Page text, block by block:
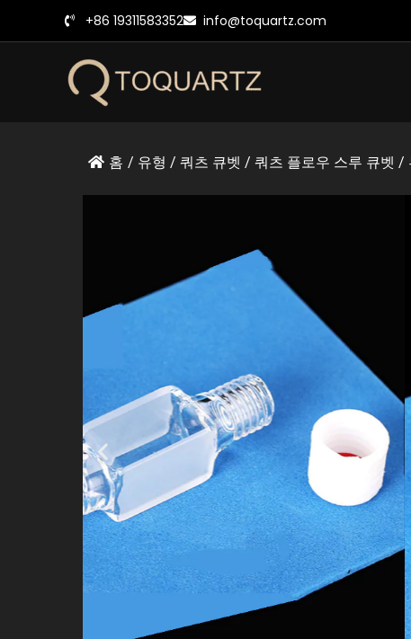
+86 19311583352 info@toquartz.com
홈 / 유형 / 쿼츠 큐벳 / 쿼츠 플로우 스루 큐벳 /